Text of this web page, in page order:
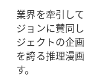
業界を牽引し
ジョンに賛同
ジェクトの企
を誇る推理漫
す。